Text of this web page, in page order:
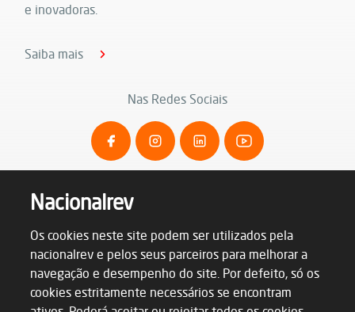
e inovadoras.
Saiba mais
Nas Redes Sociais
Nacionalrev
Os cookies neste site podem ser utilizados pela
nacionalrev e pelos seus parceiros para melhorar a
navegação e desempenho do site. Por defeito, só os
cookies estritamente necessários se encontram